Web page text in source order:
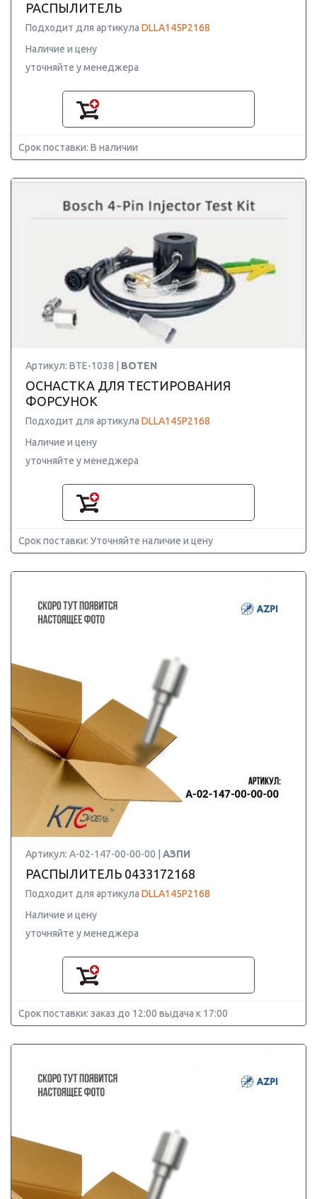
РАСПЫЛИТЕЛЬ
Подходит для артикула DLLA145P2168
Наличие и цену
уточняйте у менеджера
Срок поставки: В наличии
Артикул: BTE-1038 | BOTEN
ОСНАСТКА ДЛЯ ТЕСТИРОВАНИЯ
ФОРСУНОК
Подходит для артикула DLLA145P2168
Наличие и цену
уточняйте у менеджера
Срок поставки: Уточняйте наличие и цену
Артикул: А-02-147-00-00-00 | АЗПИ
РАСПЫЛИТЕЛЬ 0433172168
Подходит для артикула DLLA145P2168
Наличие и цену
уточняйте у менеджера
Срок поставки: заказ до 12:00 выдача к 17:00